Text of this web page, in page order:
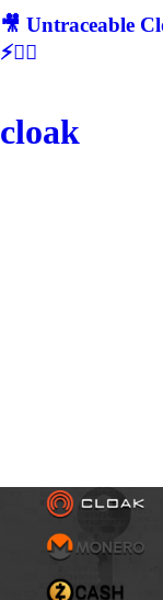
🎥 Untraceable
⚡🕵‍♂
cloak